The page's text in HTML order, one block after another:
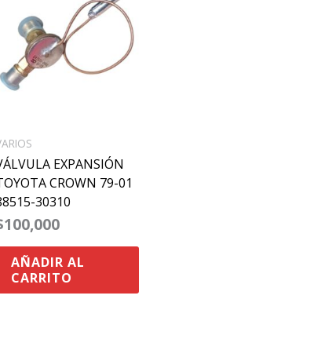
EXPANSIÓN
CROWN 79-01
30310
100,000
AÑADIR AL
CARRITO